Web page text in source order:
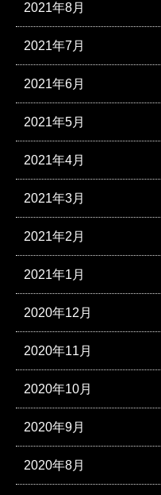
2021年8月
2021年7月
2021年6月
2021年5月
2021年4月
2021年3月
2021年2月
2021年1月
2020年12月
2020年11月
2020年10月
2020年9月
2020年8月